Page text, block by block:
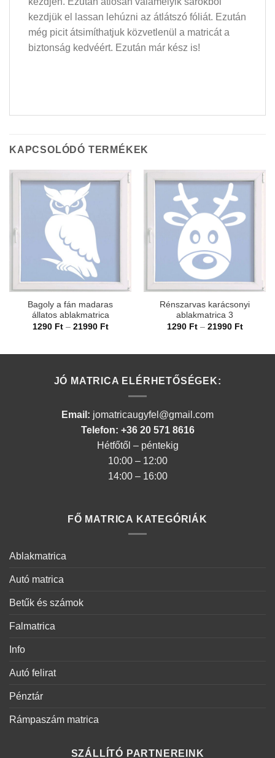
kezdjük el lassan lehúzni az átlátszó fóliát. Ezután
még picit átsimíthatjuk közvetlenül a matricát a
biztonság kedvéért. Ezután már kész is!
KAPCSOLÓDÓ TERMÉKEK
Bagoly a fán madaras
állatos ablakmatrica
1290 Ft – 21990 FtÁrtartomány:
Rénszarvas karácsonyi
ablakmatrica 3
1290 Ft – 21990 Ft
JÓ MATRICA ELÉRHETŐSÉGEK:
Email: jomatricaugyfel@gmail.com
Telefon: +36 20 571 8616
Hétfőtől – péntekig
10:00 – 12:00
14:00 – 16:00
FŐ MATRICA KATEGÓRIÁK
Ablakmatrica
Autó matrica
Betűk és számok
Falmatrica
Info
Autó felirat
Pénztár
Rámpaszám matrica
SZÁLLÍTÓ PARTNEREINK